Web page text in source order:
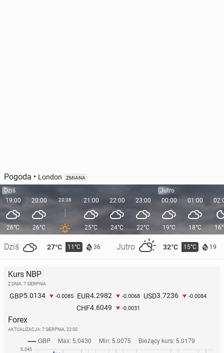
Pogoda • London ZMIANA
Dziś
19:00
26°C
Dziś 27°C 11°C 36 Jutro 32°C 15°C 19
20:00
26°C
20:38 21:00
25°C
22:00
24°C
23:00
22°C
Jutro
00:00
19°C
01:00
18°C
Kurs NBP
Z DNIA: 7 SIERPNIA
GBP5.0134 -0.0085 EUR4.2982 -0.0068 USD3.7236 -0.0084
CHF4.6049 -0.0031
Forex
AKTUALIZACJA: 7 SIERPNIA, 22:00